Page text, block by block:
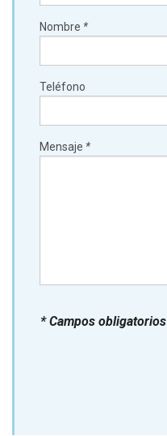
Nombre *
Teléfono
Mensaje *
* Campos obligatorios